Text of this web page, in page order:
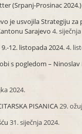
(Srpanj-Prosinac 2024.)
je usvojila Strategiju
Sarajevo 4.
12. listopada 2024.4.
s pogledom –
2024.
PISANICA29.
31. siječnja 2024.